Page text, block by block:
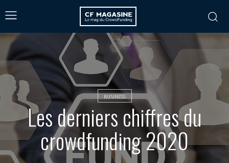
BUSINESS
Les derniers chiffres du
crowdfunding 2020